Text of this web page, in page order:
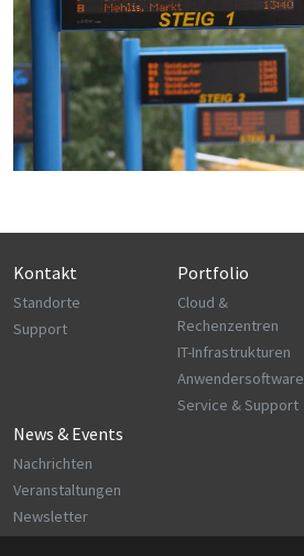
Kontakt
Standorte
Support
Portfolio
Cloud &
Rechenzentren
IT-Infrastrukturen
Anwendersoftware
Service & Support
News & Events
Nachrichten
Veranstaltungen
Newsletter